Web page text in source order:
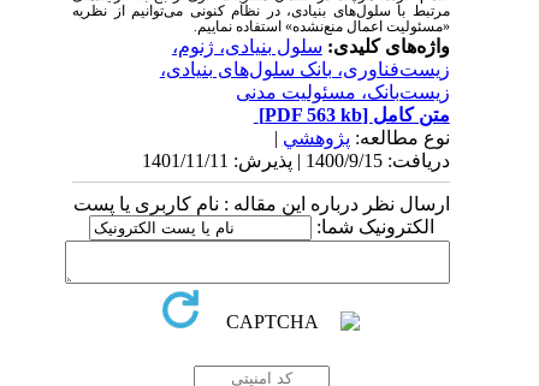
مرتبط با سلول‌های بنیادی، در نظام کنونی می‌توانیم از نظریه
«مسئولیت اعمال منع‌نشده» استفاده نماییم.
واژه‌های کلیدی:سلول بنیادی، ژنوم،
زیست‌فناوری، بانک سلول‌های بنیادی،
زیست‌بانک، مسئولیت مدنی
متن کامل[PDF 563 kb]
نوع مطالعه:پژوهشي|
دریافت: 1400/9/15 | پذیرش: 1401/11/11
ارسال نظر درباره این مقاله : نام کاربری یا پست
الکترونیک شما: